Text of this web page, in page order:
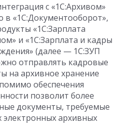
с «1С:Архивом»
в «1С:Документооборот»,
«1С:Зарплата
и «1С:Зарплата и кадры
(далее — 1С:ЗУП
отправлять кадровые
на архивное хранение
обеспечения
позволит более
документы, требуемые
электронных архивных